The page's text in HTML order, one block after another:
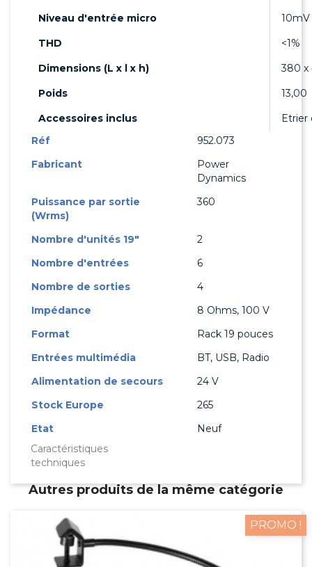
Niveau d'entrée micro
10mV
THD
<1%
Dimensions (L x l x h)
380 x
Poids
13,00
Accessoires inclus
Etrier
Caractéristiques
techniques
Réf
952.073
Fabricant
Power
Dynamics
Puissance par sortie
(Wrms)
360
Nombre d'unités 19"
2
Nombre d'entrées
6
Nombre de sorties
4
Impédance
8 Ohms, 100 V
Format
Rack 19 pouces
Entrées multimédia
BT, USB, Radio
Alimentation de secours
24 V
Stock Europe
265
Etat
Neuf
Autres produits de la même catégorie
PROMO !